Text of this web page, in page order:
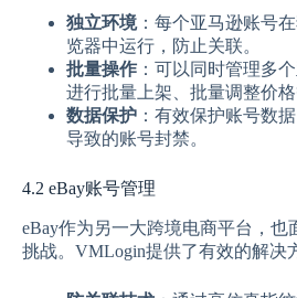
独立环境：每个亚马逊账号
览器中运行，防止关联。
批量操作 ：可以同时管理多
进行批量上架、批量调整价格
数据保护 ：有效保护账号数
导致的账号封禁。
4.2 eBay账号管理
eBay作为另一大跨境电商平台，也
挑战。VMLogin提供了有效的解决